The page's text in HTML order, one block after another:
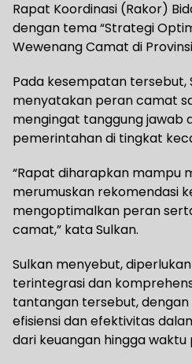
Rapat Koordinasi (Rakor)
dengan tema “Strategi
Wewenang Camat di
Pada kesempatan tersebut,
menyatakan peran camat
mengingat tanggung jawab
pemerintahan di tingkat
“Rapat diharapkan mampu
merumuskan rekomendasi
mengoptimalkan peran
camat,” kata Sulkan.
Sulkan menyebut,
terintegrasi dan
tantangan tersebut,
efisiensi dan efektivitas
dari keuangan hingga waktu